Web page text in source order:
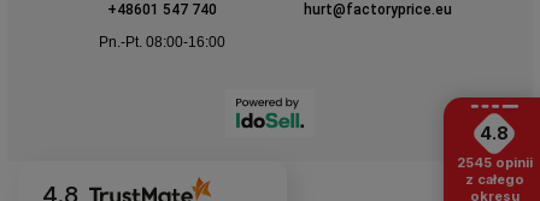
+48601 547 740
hurt@factoryprice.eu
Pn.-Pt. 08:00-16:00
4.8
2545 opinii
z całego
okresu